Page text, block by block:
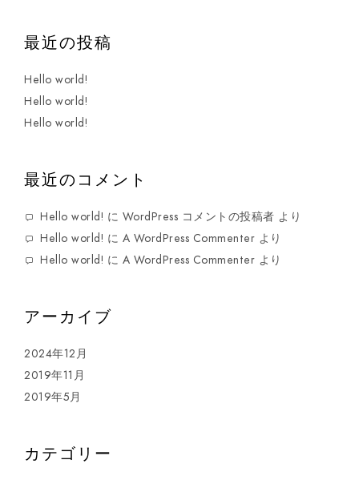
最近の投稿
Hello world!
Hello world!
Hello world!
最近のコメント
Hello world! に WordPress コメントの投稿者 より
Hello world! に A WordPress Commenter より
Hello world! に A WordPress Commenter より
アーカイブ
2024年12月
2019年11月
2019年5月
カテゴリー